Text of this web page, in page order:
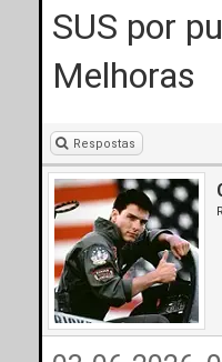
SUS por
Melhoras
Respostas